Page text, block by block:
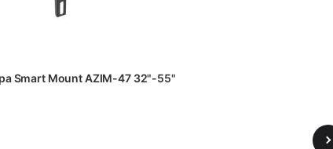
Smart Mount AZIM-47 32"-55"